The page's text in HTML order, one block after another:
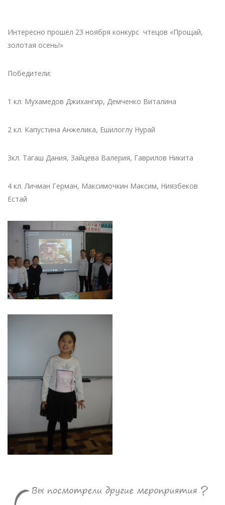
Интересно прошёл 23 ноября конкурс чтецов «Прощай,
золотая осень!»
Победители:
1 кл. Мухамедов Джихангир, Демченко Виталина
2 кл. Капустина Анжелика, Ешилоглу Нурай
3кл. Тагаш Дания, Зайцева Валерия, Гаврилов Никита
4 кл. Личман Герман, Максимочкин Максим, Ниязбеков
Естай